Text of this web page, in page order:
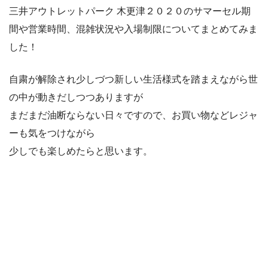
三井アウトレットパーク 木更津２０２０のサマーセル期
間や営業時間、混雑状況や入場制限についてまとめてみま
した！
自粛が解除され少しづつ新しい生活様式を踏まえながら世
の中が動きだしつつありますが
まだまだ油断ならない日々ですので、お買い物などレジャ
ーも気をつけながら
少しでも楽しめたらと思います。